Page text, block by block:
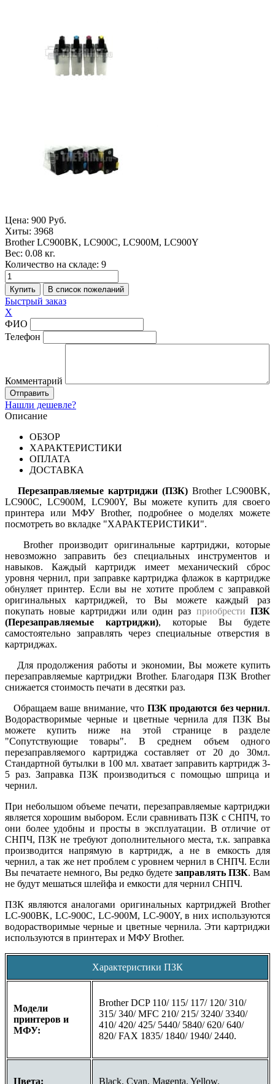
Цена: 900 Руб.
Хиты: 3968
Brother LC900BK, LC900C, LC900M, LC900Y
Вес: 0.08 кг.
Количество на складе: 9
Быстрый заказ
X
ФИО
Телефон
Комментарий
Нашли дешевле?
Описание
ОБЗОР
ХАРАКТЕРИСТИКИ
ОПЛАТА
ДОСТАВКА
Перезаправляемые картриджи (ПЗК) Brother LC900BK,
LC900C, LC900M, LC900Y, Вы можете купить для своего
принтера или МФУ Brother, подробнее о моделях можете
посмотреть во вкладке "ХАРАКТЕРИСТИКИ".
Brother производит оригинальные картриджи, которые
невозможно заправить без специальных инструментов и
навыков. Каждый картридж имеет механический сброс
уровня чернил, при заправке картриджа флажок в картридже
обнуляет принтер. Если вы не хотите проблем с заправкой
оригинальных картриджей, то Вы можете каждый раз
покупать новые картриджи или один раз приобрести ПЗК
(Перезаправляемые картриджи), которые Вы будете
самостоятельно заправлять через специальные отверстия в
картриджах.
Для продолжения работы и экономии, Вы можете купить
перезаправляемые картриджи Brother. Благодаря ПЗК Brother
снижается стоимость печати в десятки раз.
Обращаем ваше внимание, что ПЗК продаются без чернил.
Водорастворимые черные и цветные чернила для ПЗК Вы
можете купить ниже на этой странице в разделе
"Сопутствующие товары". В среднем объем одного
перезаправляемого картриджа составляет от 20 до 30мл.
Стандартной бутылки в 100 мл. хватает заправить картридж 3-
5 раз. Заправка ПЗК производиться с помощью шприца и
чернил.
При небольшом объеме печати, перезаправляемые картриджи
является хорошим выбором. Если сравнивать ПЗК с СНПЧ, то
они более удобны и просты в эксплуатации. В отличие от
СНПЧ, ПЗК не требуют дополнительного места, т.к. заправка
производится напрямую в картридж, а не в емкость для
чернил, а так же нет проблем с уровнем чернил в СНПЧ. Если
Вы печатаете немного, Вы редко будете заправлять ПЗК. Вам
не будут мешаться шлейфа и емкости для чернил СНПЧ.
ПЗК являются аналогами оригинальных картриджей Brother
LC-900BK, LC-900C, LC-900M, LC-900Y, в них используются
водорастворимые черные и цветные чернила. Эти картриджи
используются в принтерах и МФУ Brother.
Характеристики ПЗК
Модели
принтеров и
МФУ:
Brother DCP 110/ 115/ 117/ 120/ 310/
315/ 340/ MFC 210/ 215/ 3240/ 3340/
410/ 420/ 425/ 5440/ 5840/ 620/ 640/
820/ FAX 1835/ 1840/ 1940/ 2440.
Цвета: Black, Cyan, Magenta, Yellow.